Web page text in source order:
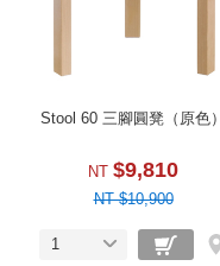
Stool 60 三腳圓凳（原色）
NT $9,810
NT $10,900
1